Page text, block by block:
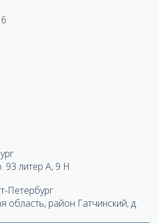
93 литер А, 9 Н
Петербург
область, район Гатчинский, д.